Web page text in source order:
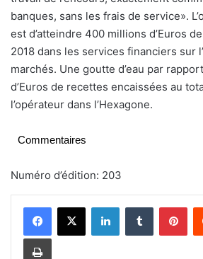
banques, sans les frais de service».
est d’atteindre 400 millions d’Euros
2018 dans les services financiers sur
marchés. Une goutte d’eau par
d’Euros de recettes encaissées au
l’opérateur dans l’Hexagone.
Commentaires
Numéro d’édition: 203